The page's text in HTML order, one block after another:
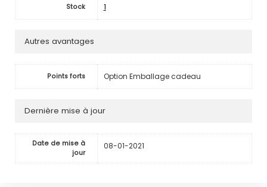
Stock 1
Autres avantages
Points forts Option Emballage cadeau
Dernière mise à jour
Date de mise à
jour
08-01-2021